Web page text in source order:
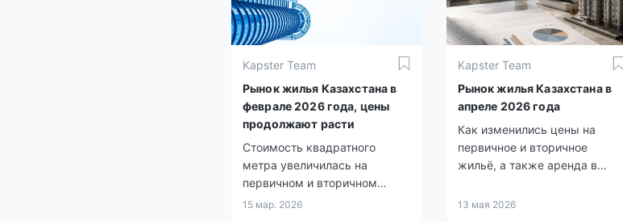
Kapster Team
Рынок жилья Казахстана в
феврале 2026 года, цены
продолжают расти
Стоимость квадратного
метра увеличилась на
первичном и вторичном
рынках.
15 мар. 2026
Kapster Team
Рынок жилья Казахстана в
апреле 2026 года
Как изменились цены на
первичное и вторичное
жильё, а также аренда в
13 мая 2026